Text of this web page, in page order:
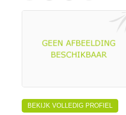
BEKIJK VOLLEDIG PROFIEL